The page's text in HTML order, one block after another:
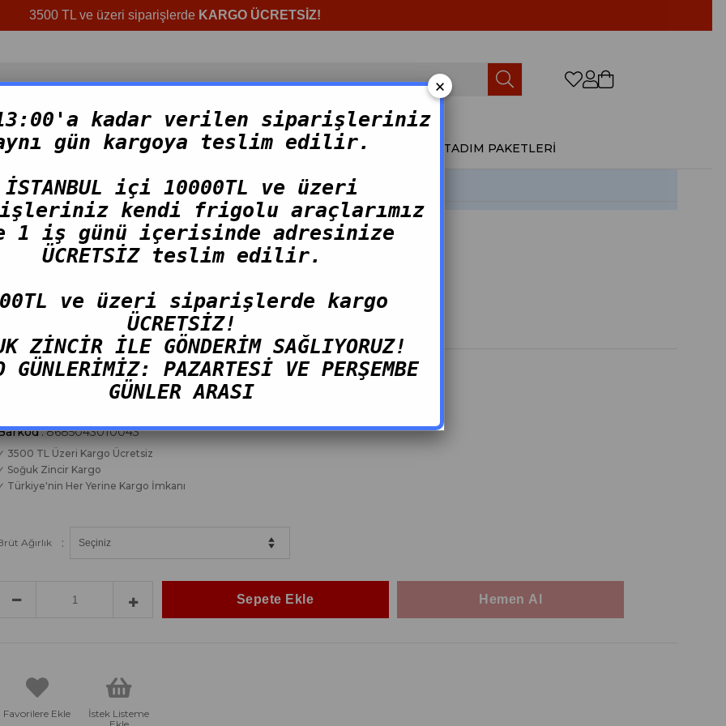
3500 TL ve üzeri siparişlerde KARGO ÜCRETSİZ!
HAZIR ÜRÜNLER TOPTAN ÜRÜNLER TAZE ÜRÜNLER TADIM PAKETLERİ
Salatası
TL(KDV Dahil)
:196
:8685043010043
3500 TL Üzeri Kargo Ücretsiz
Soğuk Zincir Kargo
Türkiye'nin Her Yerine Kargo İmkanı
Ağırlık :
Favorilere Ekle
İstek Listeme
×
kadar verilen siparişleriniz
gün kargoya teslim edilir.
İSTANBUL içi 10000TL ve üzeri
kendi frigolu araçlarımız
1 iş günü içerisinde adresinize
ÜCRETSİZ teslim edilir.
ve üzeri siparişlerde kargo
ÜCRETSİZ!
ZİNCİR İLE GÖNDERİM SAĞLIYORUZ!
GÜNLERİMİZ: PAZARTESİ VE PERŞEMBE
GÜNLER ARASI